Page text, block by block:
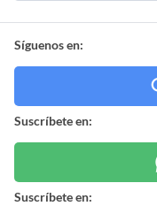
Síguenos en:
Suscríbete en:
Suscríbete en: